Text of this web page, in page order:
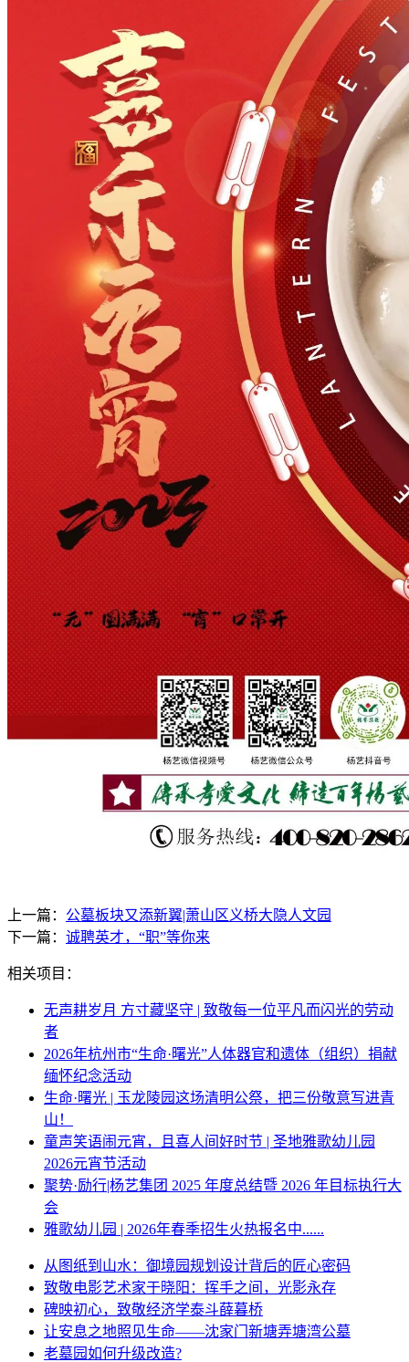
上一篇： 公墓板块又添新翼|萧山区义桥大隐人文园
下一篇： 诚聘英才，“职”等你来
相关项目：
无声耕岁月 方寸藏坚守 | 致敬每一位平凡而闪光的劳动
者
2026年杭州市“生命·曙光”人体器官和遗体（组织）捐献
缅怀纪念活动
生命·曙光 | 玉龙陵园这场清明公祭，把三份敬意写进青
山！
童声笑语闹元宵，且喜人间好时节 | 圣地雅歌幼儿园
2026元宵节活动
聚势·励行|杨艺集团 2025 年度总结暨 2026 年目标执行大
会
雅歌幼儿园 | 2026年春季招生火热报名中......
从图纸到山水：御境园规划设计背后的匠心密码
致敬电影艺术家于晓阳：挥手之间，光影永存
碑映初心，致敬经济学泰斗薛暮桥
让安息之地照见生命——沈家门新塘弄塘湾公墓
老墓园如何升级改造?